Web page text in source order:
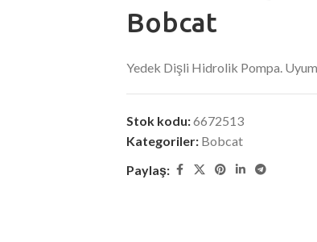
Bobcat
Yedek Dişli Hidrolik Pompa.
Stok kodu:6672513
Kategoriler: Bobcat
Paylaş: